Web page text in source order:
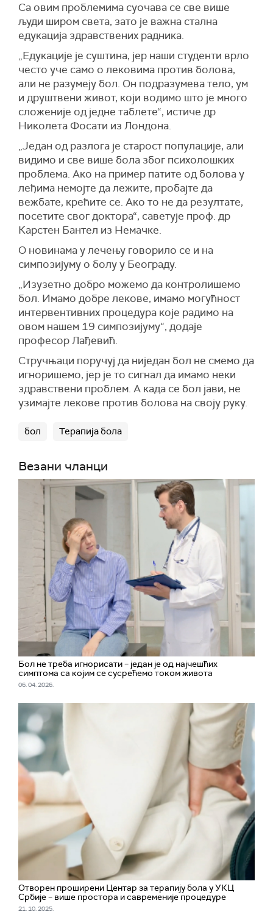
Са овим проблемима суочава се све више
људи широм света, зато је важна стална
едукација здравствених радника.
„Едукације је суштина, јер наши студенти врло
често уче само о лековима против болова,
али не разумеју бол. Он подразумева тело, ум
и друштвени живот, који водимо што је много
сложеније од једне таблете“, истиче др
Николета Фосати из Лондона.
„Један од разлога је старост популације, али
видимо и све више бола због психолошких
проблема. Ако на пример патите од болова у
леђима немојте да лежите, пробајте да
вежбате, крећите се. Ако то не да резултате,
посетите свог доктора“, саветује проф. др
Карстен Бантел из Немачке.
О новинама у лечењу говорило се и на
симпозијуму о болу у Београду.
„Изузетно добро можемо да контролишемо
бол. Имамо добре лекове, имамо могућност
интервентивних процедура које радимо на
овом нашем 19 симпозијуму“, додаје
професор Лађевић.
Стручњаци поручуј да ниједан бол не смемо да
игноришемо, јер је то сигнал да имамо неки
здравствени проблем. А када се бол јави, не
узимајте лекове против болова на своју руку.
бол Терапија бола
Везани чланци
Бол не треба игнорисати – један је од најчешћих
симптома са којим се сусрећемо током живота
06. 04. 2026.
Отворен проширени Центар за терапију бола у УКЦ
Србије – више простора и савременије процедуре
21. 10. 2025.